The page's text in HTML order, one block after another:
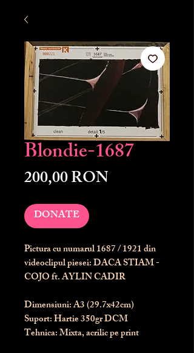
Blondie-1687
200,00 RONPreț
DONATE
Pictura cu numarul1687/ 1921 din
videoclipul piesei: DACA STIAM -
COJO ft. AYLIN CADIR
Dimensiuni: A3 (29.7x42cm)
Suport: Hartie 350gr DCM
Tehnica: Mixta, acrilic pe print